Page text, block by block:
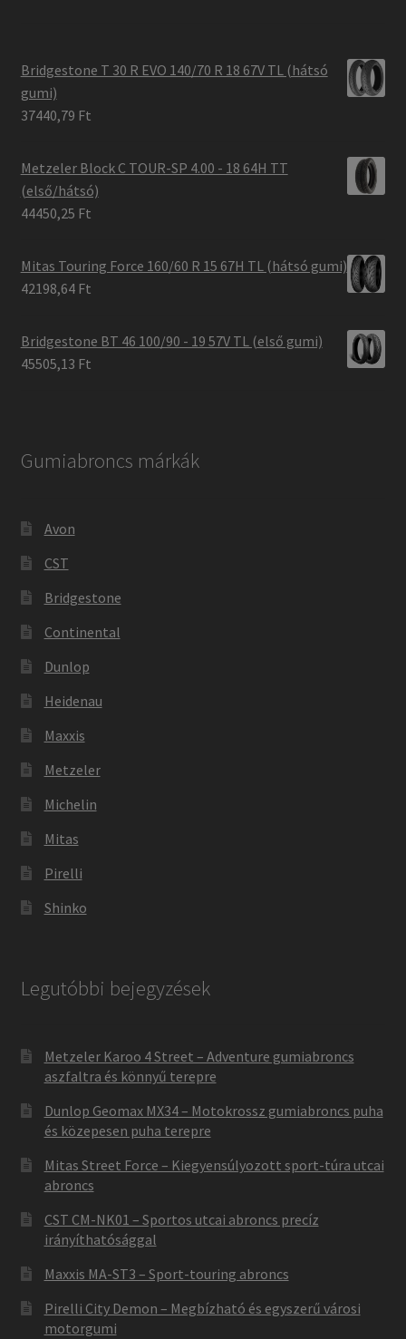
Bridgestone T 30 R EVO 140/70 R 18 67V TL (hátsó
gumi)
37440,79 Ft
Metzeler Block C TOUR-SP 4.00 - 18 64H TT
(első/hátsó)
44450,25 Ft
Mitas Touring Force 160/60 R 15 67H TL (hátsó gumi)
42198,64 Ft
Bridgestone BT 46 100/90 - 19 57V TL (első gumi)
45505,13 Ft
Gumiabroncs márkák
Avon
CST
Bridgestone
Continental
Dunlop
Heidenau
Maxxis
Metzeler
Michelin
Mitas
Pirelli
Shinko
Legutóbbi bejegyzések
Metzeler Karoo 4 Street – Adventure gumiabroncs
aszfaltra és könnyű terepre
Dunlop Geomax MX34 – Motokrossz gumiabroncs puha
és közepesen puha terepre
Mitas Street Force – Kiegyensúlyozott sport-túra utcai
abroncs
CST CM-NK01 – Sportos utcai abroncs precíz
irányíthatósággal
Maxxis MA-ST3 – Sport-touring abroncs
Pirelli City Demon – Megbízható és egyszerű városi
motorgumi